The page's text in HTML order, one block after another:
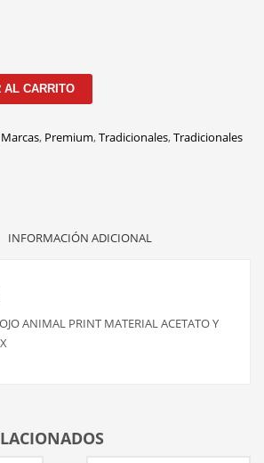
AL CARRITO
Marcas, Premium,Tradicionales,Tradicionales
INFORMACIÓN ADICIONAL
ANIMAL PRINT MATERIAL ACETATO Y